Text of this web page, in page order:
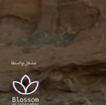
مشغل بواسطة